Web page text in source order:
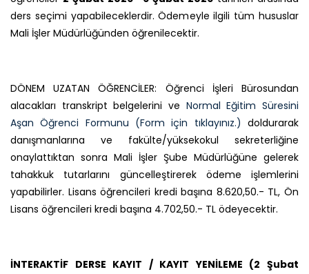
ders seçimi yapabileceklerdir. Ödemeyle ilgili tüm hususlar
Mali İşler Müdürlüğünden öğrenilecektir.
DÖNEM UZATAN ÖĞRENCİLER: Öğrenci İşleri Bürosundan
alacakları transkript belgelerini ve Normal Eğitim Süresini
Aşan Öğrenci Formunu (Form için tıklayınız.) doldurarak
danışmanlarına ve fakülte/yüksekokul sekreterliğine
onaylattıktan sonra Mali İşler Şube Müdürlüğüne gelerek
tahakkuk tutarlarını güncelleştirerek ödeme işlemlerini
yapabilirler. Lisans öğrencileri kredi başına 8.620,50.- TL, Ön
Lisans öğrencileri kredi başına 4.702,50.- TL ödeyecektir.
İNTERAKTİF DERSE KAYIT / KAYIT YENİLEME (2 Şubat